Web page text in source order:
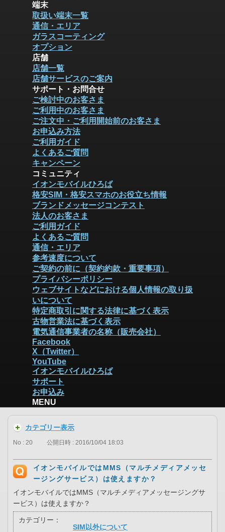
端末
取扱い端末一覧
通信・エリア
ガラスコーティング
オプション
店舗
店舗一覧
店舗サービスのご案内
サポート・お問合せ
ご検討中のお客さま
ご利用中のお客さま
ご注文中・ご利用開始前のお客さま
お申込み方法
ご利用ガイド
よくあるご質問
キャンペーン
コミュニティ
イオンモバイルひろば
格安SIM・格安スマホのお役立ち情報
ブランドメッセージコンテスト
法人のお客さま
ご利用ガイド
よくあるご質問
通信・エリア
参考速度について
ご契約の前に（契約約款・重要事項）
プライバシーポリシー
ウェブサイトなどにおける個人情報の取り扱
いについて
特定商取引に関する法律に基づく表示
古物営業法に基づく表示
電気通信事業者の名称（販売会社）
Facebook
X（Twitter）
YouTube
イオンモバイルひろば
サポート
お申込み
MENU
カテゴリー表示
No : 20 公開日時 : 2016/10/04 18:03
イオンモバイルではMMS（マルチメディアメッセ
ージングサービス）は使えますか？
イオンモバイルではMMS（マルチメディアメッセージングサ
ービス）は使えますか？
カテゴリー：
SIM以外について